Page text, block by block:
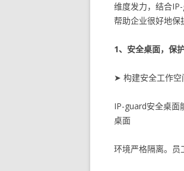
维度发力，结合
帮助企业很好地保
1、安全桌面，保
➤ 构建安全工作空
IP-guard安全桌面
桌面
环境严格隔离。员